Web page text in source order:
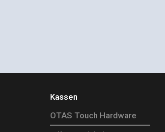
Kassen
OTAS Touch Hardware